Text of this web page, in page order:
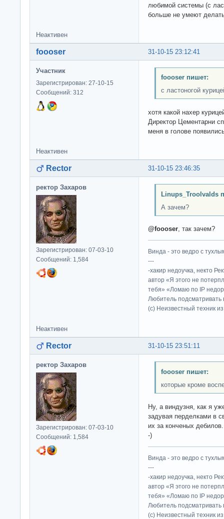
любимой системы (с
больше не умеют
Неактивен
31-10-15 23:12:41
foooser
Участник
Зарегистрирован: 27-10-15
Сообщений: 312
foooser пишет:
с ластоногой
хотя какой нахер
Директор Цементарни
меня в голове
Неактивен
31-10-15 23:46:35
Rector
ректор Захаров
Зарегистрирован: 07-03-10
Сообщений: 1,584
Linups_Troolvalds
А зачем?
@foooser, так зачем?
Винда - это ведро с
---
-хакир недоучка, некто
автор «Я этого не
тебя» «Ломаю по IP
Любитель подсматривать
(c) Неизвестный техник
Неактивен
31-10-15 23:51:11
Rector
ректор Захаров
Зарегистрирован: 07-03-10
Сообщений: 1,584
foooser пишет:
которые кроме
Ну, а виндузня, как я
задувая перделками в
их за конченых
-)
Винда - это ведро с
---
-хакир недоучка, некто
автор «Я этого не
тебя» «Ломаю по IP
Любитель подсматривать
(c) Неизвестный техник